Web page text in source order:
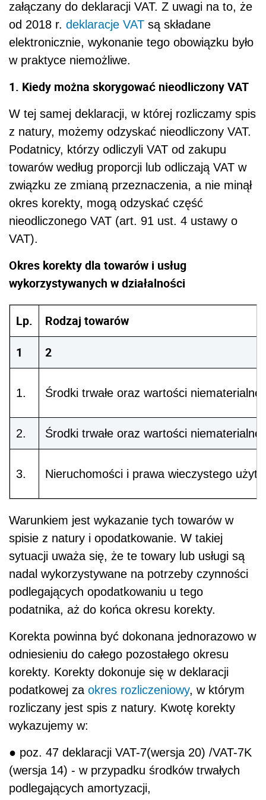
załączany do deklaracji VAT. Z uwagi na to, że
od 2018 r. deklaracje VAT są składane
elektronicznie, wykonanie tego obowiązku było
w praktyce niemożliwe.
1. Kiedy można skorygować nieodliczony VAT
W tej samej deklaracji, w której rozliczamy spis
z natury, możemy odzyskać nieodliczony VAT.
Podatnicy, którzy odliczyli VAT od zakupu
towarów według proporcji lub odliczają VAT w
związku ze zmianą przeznaczenia, a nie minął
okres korekty, mogą odzyskać część
nieodliczonego VAT (art. 91 ust. 4 ustawy o
VAT).
Okres korekty dla towarów i usług
wykorzystywanych w działalności
Lp.
Rodzaj towarów
1
2
1. Środki trwałe oraz wartości
2. Środki trwałe oraz wartości
3. Nieruchomości i prawa wieczystego
Warunkiem jest wykazanie tych towarów w
spisie z natury i opodatkowanie. W takiej
sytuacji uważa się, że te towary lub usługi są
nadal wykorzystywane na potrzeby czynności
podlegających opodatkowaniu u tego
podatnika, aż do końca okresu korekty.
Korekta powinna być dokonana jednorazowo w
odniesieniu do całego pozostałego okresu
korekty. Korekty dokonuje się w deklaracji
podatkowej za okres rozliczeniowy, w którym
rozliczany jest spis z natury. Kwotę korekty
wykazujemy w:
● poz. 47 deklaracji VAT-7(wersja 20) /VAT-7K
(wersja 14) - w przypadku środków trwałych
podlegających amortyzacji,